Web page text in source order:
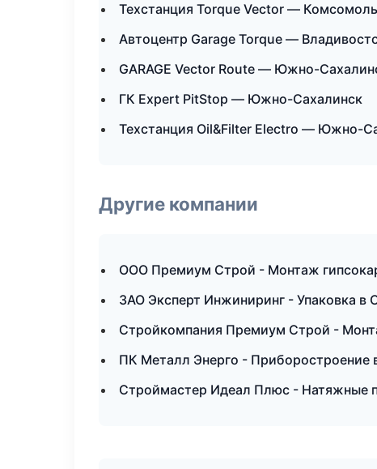
Техстанция Torque Vector —
Автоцентр Garage Torque —
GARAGE Vector Route — Южно-
ГК Expert PitStop — Южно-Сахалинск
Техстанция Oil&Filter Electro — Южно-
Другие компании
ООО Премиум Строй - Монтаж
ЗАО Эксперт Инжиниринг - Упаковка в
Стройкомпания Премиум Строй -
ПК Металл Энерго - Приборостроение
Строймастер Идеал Плюс - Натяжные